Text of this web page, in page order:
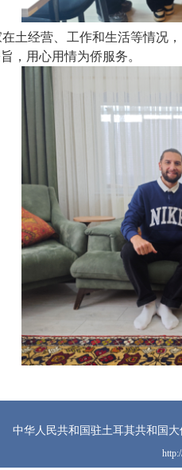
土经营、工作和生活等情况
，用心用情为侨服务。
中华人民共和国驻土耳其共和国大